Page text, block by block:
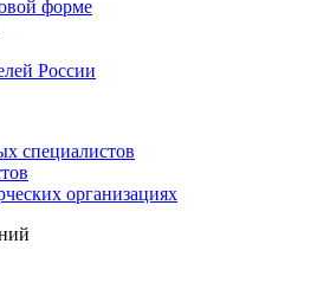
форме
России
специалистов
организациях